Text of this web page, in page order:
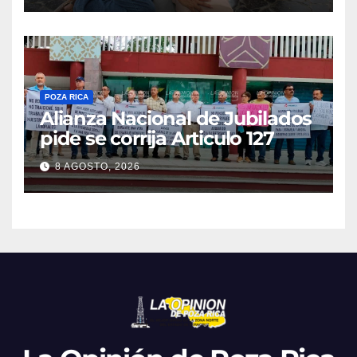
POZA RICA
Alianza Nacional de Jubilados
pide se corrija Articulo 127
8 AGOSTO, 2026